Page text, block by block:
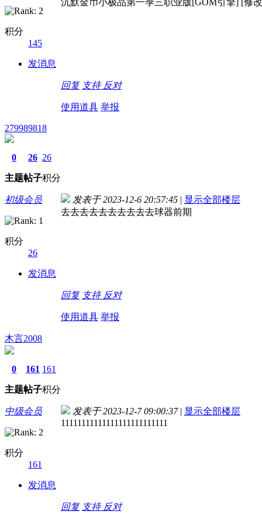
积分
145
发消息
回复 支持 反对
使用道具 举报
279989818
0
主题
26
帖子
26
积分
初级会员
积分
26
发消息
发表于 2023-12-6 20:57:45 | 显示全部楼层
去去去去去去去去去去球器前期
回复 支持 反对
使用道具 举报
木言2008
0
主题
161
帖子
161
积分
中级会员
积分
161
发消息
发表于 2023-12-7 09:00:37 | 显示全部楼层
11111111111111111111111111
回复 支持 反对